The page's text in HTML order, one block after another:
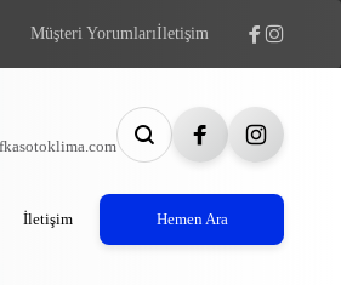
Müşteri Yorumlarıİletişim
İletişim Hemen Ara